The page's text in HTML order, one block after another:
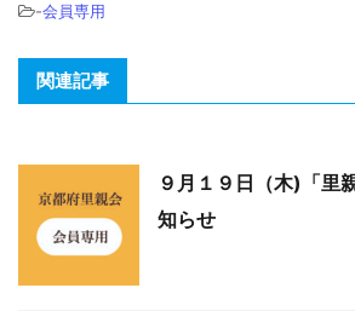
-会員専用
関連記事
９月１９日（木)「里
知らせ